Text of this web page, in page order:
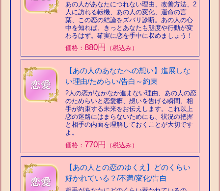
あの人があなたにつれない理由、改善方法、2
人に訪れる転機、あの人の変化、運命の言
葉、この恋の結論をズバリ診断。あの人の心
中を知れば、きっとあなたも態度や行動が変
わるはず。確実に恋を手中に収めましょう！
価格：880円 （税込み）
【あの人のあなたへの想い】進展しな
い理由/ためらい/告白～約束
2人の恋がなかなか進まない理由、あの人の恋
のためらいと恋愛癖、想いを告げる瞬間、相
手が約束する未来をお伝えします。これ以上
恋の迷路にはまらないためにも、状況の把握
と相手の内面を理解しておくことが大切です
よ。
価格： 770円 （税込み）
【あの人との恋のゆくえ】どのくらい
好かれている？/不満/変化/告白